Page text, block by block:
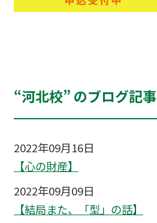
“河北校” のブログ記事
2022年09月16日
【心の財産】
2022年09月09日
【結局また、「型」の話】